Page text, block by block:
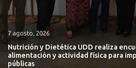
7 agosto, 2026
Nutrición y Dietética UDD realiza
alimentación y actividad física para
públicas